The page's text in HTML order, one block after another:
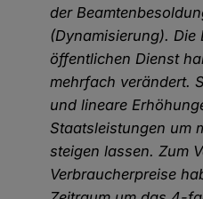
der
(Dynamisierung).
öffentlichen Dienst
mehrfach verändert.
und lineare
Staatsleistungen um
steigen lassen. Zum
Verbraucherpreise